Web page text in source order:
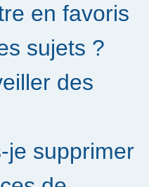
en favoris
sujets ?
des
je supprimer